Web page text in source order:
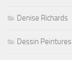
Denise Richards
Dessin Peintures